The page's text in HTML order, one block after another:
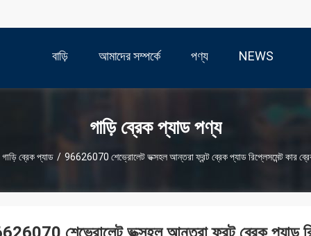
বাড়ি আমাদের সম্পর্কে পণ্য NEWS
গাড়ি ব্রেক প্যাড পণ্য
গাড়ি ব্রেক প্যাড / 96626070 শেভ্রোলেট ভক্সহল আন্তরা ফ্রন্ট ব্রেক প্যাড রিপ্লেসমেন্ট কার